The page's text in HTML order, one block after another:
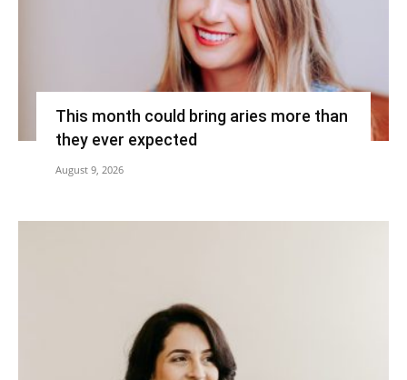
This month could bring aries more than
they ever expected
August 9, 2026